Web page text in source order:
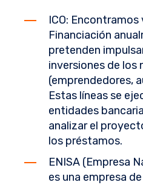
ICO: Encontramos
Financiación
pretenden
inversiones de los
(emprendedores,
Estas líneas se
entidades
analizar el
los préstamos.
ENISA (Empresa
es una empresa